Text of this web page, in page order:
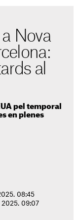
Nova
al
pel temporal
en plenes
08:45
2025. 09:07